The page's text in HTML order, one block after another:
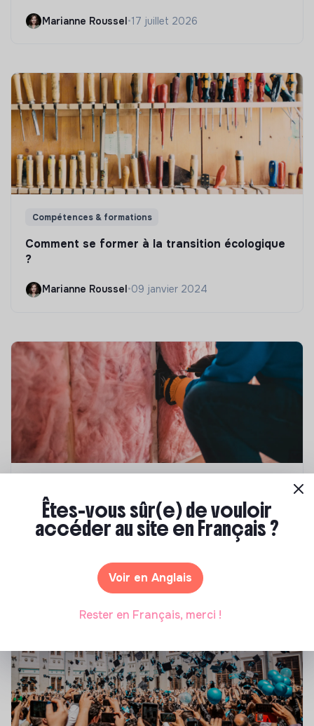
Marianne Roussel•17 juillet 2026
Compétences & formations
Comment se former à la transition écologique
?
Marianne Roussel •09 janvier 2024
Top 8 des formations en rénovation
énergétique des bâtiments
Êtes-vous sûr(e) de vouloir
accéder au site en Français ?
Voir en Anglais
Rester en Français, merci !